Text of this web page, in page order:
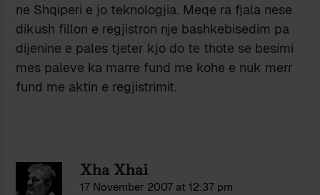
ne Shqiperi e jo teknologjia. Meqe ra fjala nese
dikush fillon e regjistron nje bashkebisedim pa
dijenine e pales tjeter kjo do te thote se besimi
mes paleve ka marre fund me kohe e nuk merr
fund me aktin e regjistrimit.
Xha Xhai
17 November 2007 at 12:37 pm